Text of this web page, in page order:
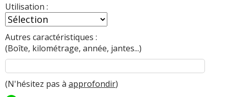
Utilisation :
Autres caractéristiques :
(Boîte, kilométrage, année, jantes...)
(N'hésitez pas à approfondir)